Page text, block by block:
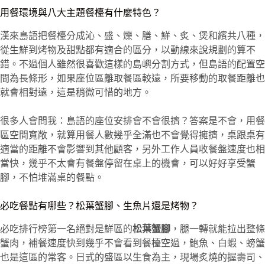
用餐環境與八大主題餐檯有什麼特色？
漢來島語把餐檯分成沁、盛、爍、膳、鮮、炙、煲和繽共八種，
從生鮮到烤物及甜點都有適合的區分，以動線來說規劃的算不
錯。不過個人雖然很喜歡這樣的島嶼分割方式，但島語的配置空
間為長條形，如果座位區離取餐區較遠，所要移動的取餐距離也
就會相對遠，這是稍微可惜的地方。
很多人會問我：島語的座位安排會不會很擠？答案是不會，用餐
區空間寬敞，就算用餐人數幾乎全滿也不會覺得擁擠，桌跟桌有
適當的距離不會影響到其他顧客，另外工作人員收餐盤速度也相
當快，幾乎不太會有餐盤停留在桌上的機會，可以好好享受蟹
腳，不怕堆滿桌的餐點。
必吃餐點有哪些？松葉蟹腳、生魚片還是烤物？
必吃排行榜第一名絕對是鮮區的松葉蟹腳 ，腿一轉就能拉出整條
蟹肉，補餐速度快到幾乎不會看到餐檯空過，鮑魚、白蝦、螃蟹
也是這區的常客。日式的盛區以生食為主，現場炙燒的握壽司、